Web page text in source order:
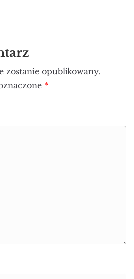
zostanie opublikowany.
*